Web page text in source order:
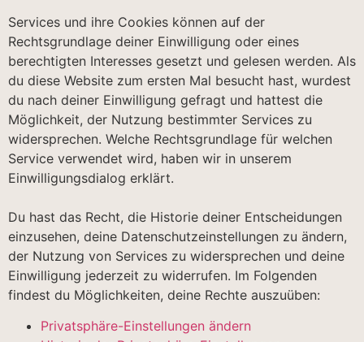
Services und ihre Cookies können auf der
Rechtsgrundlage deiner Einwilligung oder eines
berechtigten Interesses gesetzt und gelesen werden. Als
du diese Website zum ersten Mal besucht hast, wurdest
du nach deiner Einwilligung gefragt und hattest die
Möglichkeit, der Nutzung bestimmter Services zu
widersprechen. Welche Rechtsgrundlage für welchen
Service verwendet wird, haben wir in unserem
Einwilligungsdialog erklärt.
Du hast das Recht, die Historie deiner Entscheidungen
einzusehen, deine Datenschutzeinstellungen zu ändern,
der Nutzung von Services zu widersprechen und deine
Einwilligung jederzeit zu widerrufen. Im Folgenden
findest du Möglichkeiten, deine Rechte auszuüben:
Privatsphäre-Einstellungen ändern